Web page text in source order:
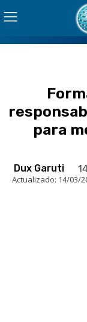
para
Dux Garuti
Actualizado: 14/03/